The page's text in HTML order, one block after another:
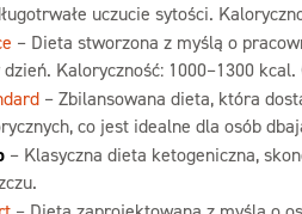
uczucie sytości.
– Dieta stworzona z myślą o
dzień. Kaloryczność: 1000–1300 kcal.
– Zbilansowana dieta, która
co jest idealne dla osób
– Klasyczna dieta ketogeniczna,